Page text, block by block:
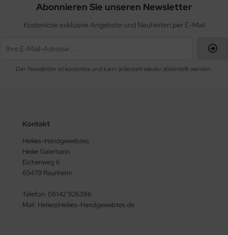
Abonnieren Sie unseren Newsletter
Kostenlose exklusive Angebote und Neuheiten per E-Mail
Der Newsletter ist kostenlos und kann jederzeit wieder abbestellt werden.
Kontakt
Heikes-Handgewebtes
Heike Galemann
Eichenweg 6
65479 Raunheim
Telefon: 06142 926386
Mail: Heike@Heikes-Handgewebtes.de